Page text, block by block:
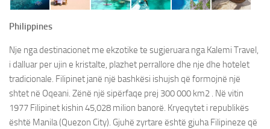
Philippines
Nje nga destinacionet me ekzotike te sugjeruara nga Kalemi Travel,
i dalluar per ujin e kristalte, plazhet perrallore dhe nje dhe hotelet
tradicionale. Filipinet janë një bashkësi ishujsh që formojnë një
shtet në Oqeani. Zënë një sipërfaqe prej 300 000 km2 . Në vitin
1977 Filipinet kishin 45,028 milion banorë. Kryeqytet i republikës
është Manila (Quezon City). Gjuhë zyrtare është gjuha Filipineze që